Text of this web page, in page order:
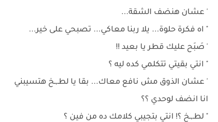
' عشان هنضف الشقة...
" اه فكرة حلوة... يلا ربنا معاكي... تصبحي على خير...
' صَبَح عليك قطر يا بعيد !!
" انتي بقيتي تتكلمي كده ليه ؟
' عشان الذوق مش نافع معاك... بقا يا لطـ,ـخ هتسيبني
انا انضف لوحدي ؟؟
" لطـ,ـخ ؟! انتي بتجيبي كلامك ده من فين ؟